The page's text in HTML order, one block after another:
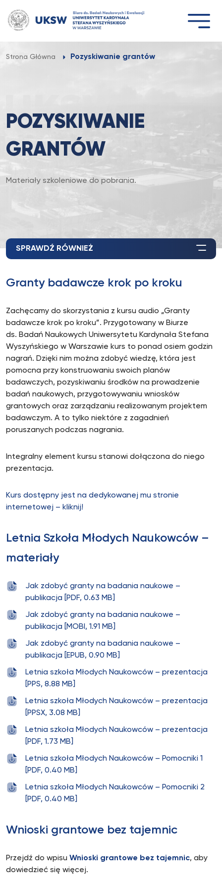
do
treści
Strona Główna Pozyskiwanie grantów
POZYSKIWANIE
GRANTÓW
Materiały szkoleniowe do pobrania.
SPRAWDŹ RÓWNIEŻ
Granty badawcze krok po kroku
Zachęcamy do skorzystania z kursu audio „Granty
badawcze krok po kroku”. Przygotowany w Biurze
ds. Badań Naukowych Uniwersytetu Kardynała Stefana
Wyszyńskiego w Warszawie kurs to ponad osiem godzin
nagrań. Dzięki nim można zdobyć wiedzę, która jest
pomocna przy konstruowaniu swoich planów
badawczych, pozyskiwaniu środków na prowadzenie
badań naukowych, przygotowywaniu wniosków
grantowych oraz zarządzaniu realizowanym projektem
badawczym. A to tylko niektóre z zagadnień
poruszanych podczas nagrania.
Integralny element kursu stanowi dołączona do niego
prezentacja.
Kurs dostępny jest na dedykowanej mu stronie
internetowej – kliknij!
Letnia Szkoła Młodych Naukowców –
materiały
Jak zdobyć granty na badania naukowe –
publikacja [PDF, 0.63 MB]
Jak zdobyć granty na badania naukowe –
publikacja [MOBI, 1.91 MB]
Jak zdobyć granty na badania naukowe –
publikacja [EPUB, 0.90 MB]
Letnia szkoła Młodych Naukowców – prezentacja
[PPS, 8.88 MB]
Letnia szkoła Młodych Naukowców – prezentacja
[PPSX, 3.08 MB]
Letnia szkoła Młodych Naukowców – prezentacja
[PDF, 1.73 MB]
Letnia szkoła Młodych Naukowców – Pomocniki 1
[PDF, 0.40 MB]
Letnia szkoła Młodych Naukowców – Pomocniki 2
[PDF, 0.40 MB]
Wnioski grantowe bez tajemnic
Przejdź do wpisu Wnioski grantowe bez tajemnic, aby
dowiedzieć się więcej.